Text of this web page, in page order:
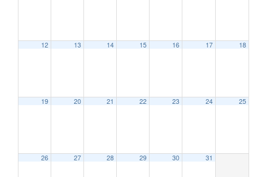
12 13 14 15 16 17 18
19 20 21 22 23 24 25
26 27 28 29 30 31
2:00 AM